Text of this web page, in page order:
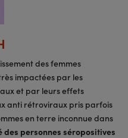
des femmes
impactées par les
et par leurs effets
anti rétroviraux pris parfois
en terre inconnue dans
des personnes séropositives